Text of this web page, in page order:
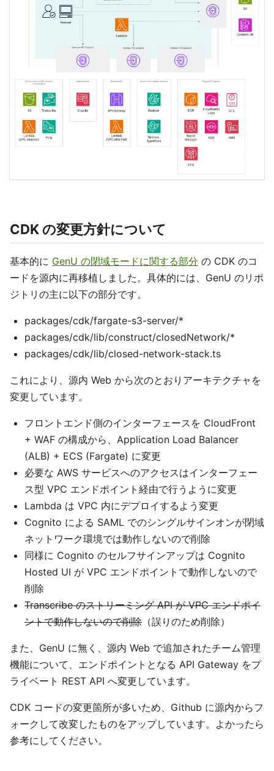
CDK の変更方針について
基本的に GenU の閉域モードに関する部分 の CDK のコ
ードを源内に再移植しました。具体的には、GenU のリポ
ジトリの主に以下の部分です。
packages/cdk/fargate-s3-server/*
packages/cdk/lib/construct/closedNetwork/*
packages/cdk/lib/closed-network-stack.ts
これにより、源内 Web から次のとおりアーキテクチャを
変更しています。
フロントエンド側のインターフェースを CloudFront
+ WAF の構成から、Application Load Balancer
(ALB) + ECS (Fargate) に変更
必要な AWS サービスへのアクセスはインターフェー
ス型 VPC エンドポイント経由で行うように変更
Lambda は VPC 内にデプロイするよう変更
Cognito による SAML でのシングルサインオンが閉域
ネットワーク環境では動作しないので削除
同様に Cognito のセルフサインアップは Cognito
Hosted UI が VPC エンドポイントで動作しないので
削除
Transcribe のストリーミング API が VPC エンドポイ
ントで動作しないので削除 （誤りのため削除）
また、GenU に無く、源内 Web で追加されたチーム管理
機能について、エンドポイントとなる API Gateway をプ
ライベート REST API へ変更しています。
CDK コードの変更箇所が多いため、Github に源内からフ
ォークして改変したものをアップしています。よかったら
参考にしてください。